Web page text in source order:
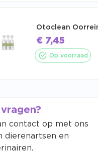
Otoclean
€ 7,45
Op voorraad
contact op met ons
dierenartsen en